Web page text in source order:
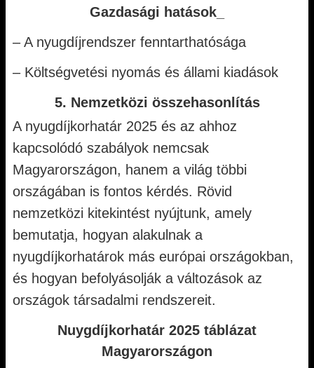
Gazdasági hatások_
– A nyugdíjrendszer fenntarthatósága
– Költségvetési nyomás és állami kiadások
5. Nemzetközi összehasonlítás
A nyugdíjkorhatár 2025 és az ahhoz
kapcsolódó szabályok nemcsak
Magyarországon, hanem a világ többi
országában is fontos kérdés. Rövid
nemzetközi kitekintést nyújtunk, amely
bemutatja, hogyan alakulnak a
nyugdíjkorhatárok más európai országokban,
és hogyan befolyásolják a változások az
országok társadalmi rendszereit.
Nuygdíjkorhatár 2025 táblázat
Magyarországon